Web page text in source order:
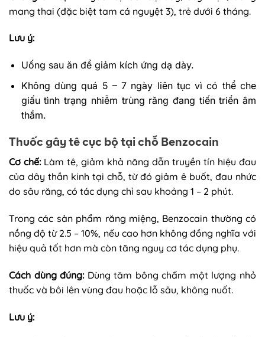
mang thai (đặc biệt tam cá nguyệt 3), trẻ dưới 6 tháng.
Lưu ý:
Uống sau ăn để giảm kích ứng dạ dày.
Không dùng quá 5 – 7 ngày liên tục vì có thể che
giấu tình trạng nhiễm trùng răng đang tiến triển âm
thầm.
Thuốc gây tê cục bộ tại chỗ Benzocain
Cơ chế: Làm tê, giảm khả năng dẫn truyền tín hiệu đau
của dây thần kinh tại chỗ, từ đó giảm ê buốt, đau nhức
do sâu răng, có tác dụng chỉ sau khoảng 1 – 2 phút.
Trong các sản phẩm răng miệng, Benzocain thường có
nồng độ từ 2.5 – 10%, nếu cao hơn không đồng nghĩa với
hiệu quả tốt hơn mà còn tăng nguy cơ tác dụng phụ.
Cách dùng đúng: Dùng tăm bông chấm một lượng nhỏ
thuốc và bôi lên vùng đau hoặc lỗ sâu, không nuốt.
Lưu ý: